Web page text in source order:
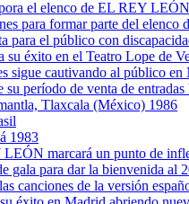
el elenco de EL REY
para formar parte del
para el público con
éxito en el Teatro Lope de
sigue cautivando al público en
período de venta de entradas
Tlaxcala (México) 1986
1983
marcará un punto de
gala para dar la bienvenida al
canciones de la versión